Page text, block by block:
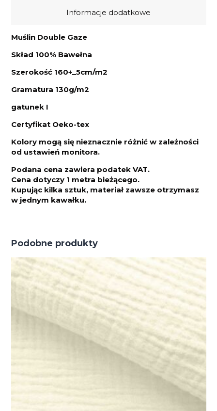
Informacje dodatkowe
Muślin Double Gaze
Skład 100% Bawełna
Szerokość 160+_5cm/m2
Gramatura 130g/m2
gatunek I
Certyfikat Oeko-tex
Kolory mogą się nieznacznie różnić w zależności
od ustawień monitora.
Podana cena zawiera podatek VAT.
Cena dotyczy 1 metra bieżącego.
Kupując kilka sztuk, materiał zawsze otrzymasz
w jednym kawałku.
Podobne produkty